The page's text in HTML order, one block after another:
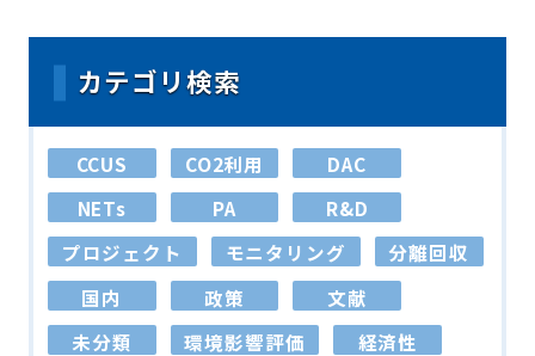
カテゴリ検索
CCUS CO2利用
DAC
NETs
PA
R&D
プロジェクト
モニタリング
分離回収
国内
政策
文献
未分類
環境影響評価
経済性